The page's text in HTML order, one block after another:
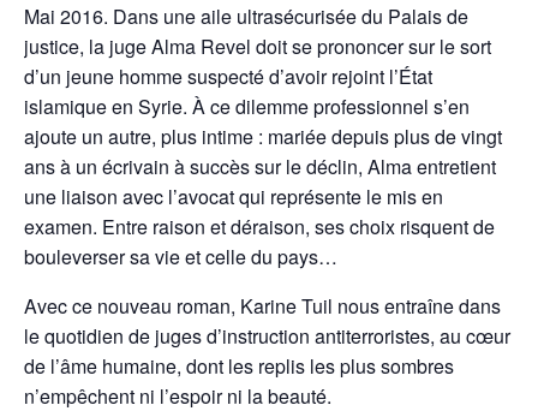
Mai 2016. Dans une aile ultrasécurisée du Palais de
justice, la juge Alma Revel doit se prononcer sur le sort
d’un jeune homme suspecté d’avoir rejoint l’État
islamique en Syrie. À ce dilemme professionnel s’en
ajoute un autre, plus intime : mariée depuis plus de vingt
ans à un écrivain à succès sur le déclin, Alma entretient
une liaison avec l’avocat qui représente le mis en
examen. Entre raison et déraison, ses choix risquent de
bouleverser sa vie et celle du pays…
Avec ce nouveau roman, Karine Tuil nous entraîne dans
le quotidien de juges d’instruction antiterroristes, au cœur
de l’âme humaine, dont les replis les plus sombres
n’empêchent ni l’espoir ni la beauté.